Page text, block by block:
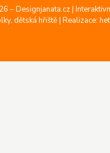
– Designjanata.cz |
dětská hřiště | Realizace: